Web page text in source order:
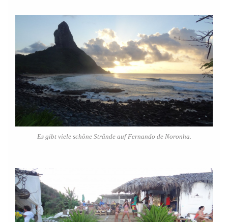
Es gibt viele schöne Strände auf Fernando de Noronha.